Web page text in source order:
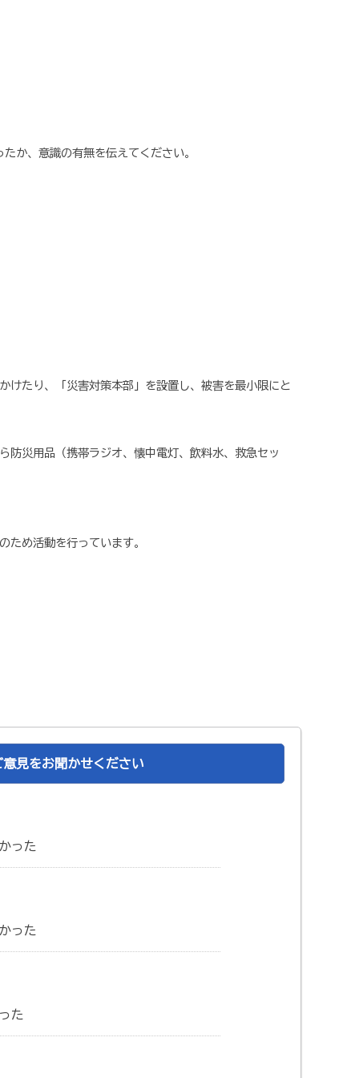
、意識の有無を伝えてください。
たり、「災害対策本部」を設置し、被害を最小限にと
災用品（携帯ラジオ、懐中電灯、飲料水、救急セッ
め活動を行っています。
見をお聞かせください
った
った
た